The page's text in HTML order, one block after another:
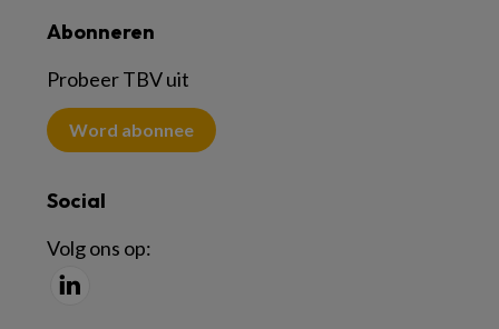
Abonneren
Probeer TBV uit
Word abonnee
Social
Volg ons op: